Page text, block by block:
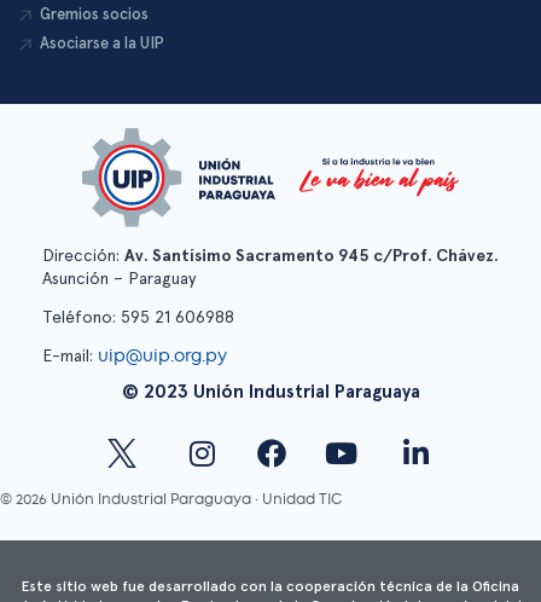
Gremios socios
Asociarse a la UIP
Dirección: Av. Santísimo Sacramento 945 c/Prof. Chávez.
Asunción – Paraguay
Teléfono: 595 21 606988
E-mail: uip@uip.org.py
© 2023 Unión Industrial Paraguaya
© 2026 Unión Industrial Paraguaya · Unidad TIC
Este sitio web fue desarrollado con la cooperación técnica de la Oficina